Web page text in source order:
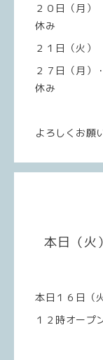
２０日
休み
２１日
２７日（月
休み
よろしくお願
本日（火
本日１６日（
１２時オープ